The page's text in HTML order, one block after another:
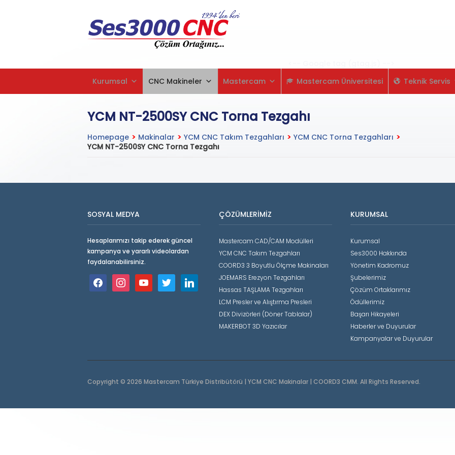
Kurumsal
CNC Makineler Mastercam Mastercam Üniversitesi Teknik Servis
YCM NT-2500SY CNC Torna Tezgahı
Homepage > Makinalar > YCM CNC Takım Tezgahları > YCM CNC Torna Tezgahları >
YCM NT-2500SY CNC Torna Tezgahı
SOSYAL MEDYA
Hesaplarımızı takip ederek güncel
kampanya ve yararlı videolardan
faydalanabilirsiniz.
facebookinstagramyoutube twitter linkedin
ÇÖZÜMLERIMIZ
Mastercam CAD/CAM Modülleri
YCM CNC Takım Tezgahları
COORD3 3 Boyutlu Ölçme Makinaları
JOEMARS Erezyon Tezgahları
Hassas TAŞLAMA Tezgahları
LCM Presler ve Alıştırma Presleri
DEX Divizörleri (Döner Tablalar)
MAKERBOT 3D Yazıcılar
KURUMSAL
Kurumsal
Ses3000 Hakkında
Yönetim Kadromuz
Şubelerimiz
Çözüm Ortaklarımız
Ödüllerimiz
Başarı Hikayeleri
Haberler ve Duyurular
Kampanyalar ve Duyurular
Copyright © 2026 Mastercam Türkiye Distribütörü | YCM CNC Makinalar | COORD3 CMM. All Rights Reserved.